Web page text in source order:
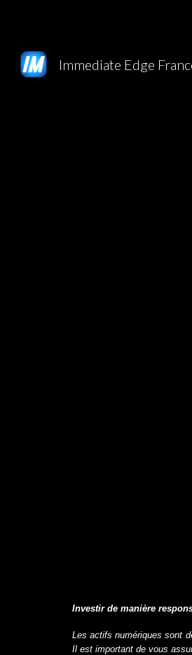
Investir de manière
Les actifs numériques sont
Il est important de vous